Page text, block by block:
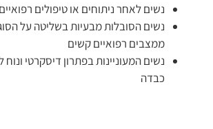
נשים לאחר ניתוחים או טיפולים רפואיים
נשים הסובלות מבעיות בשליטה על
ממצבים רפואיים קשים
נשים המעוניינות בפתרון דיסקרטי
כבדה